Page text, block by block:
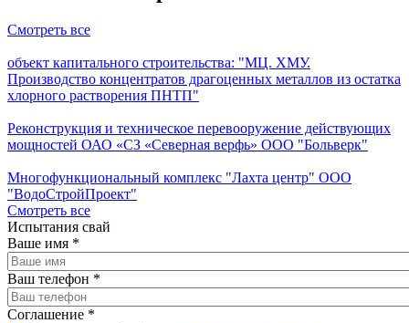
Смотреть все
объект капитального строительства: "МЦ. ХМУ.
Производство концентратов драгоценных металлов из остатка
хлорного растворения ПНТП"
Реконструкция и техническое перевооружение действующих
мощностей ОАО «СЗ «Северная верфь» ООО "Больверк"
Многофункциональный комплекс "Лахта центр" ООО
"ВодоСтройПроект"
Смотреть все
Испытания свай
Ваше имя *
Ваш телефон *
Соглашение *